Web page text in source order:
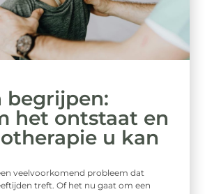
begrijpen:
het ontstaat en
u kan
veelvoorkomend probleem dat
treft. Of het nu gaat om een